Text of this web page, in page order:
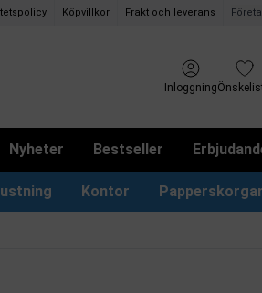
Köpvillkor Frakt och leverans
Inloggning
Nyheter Bestseller
Kontor